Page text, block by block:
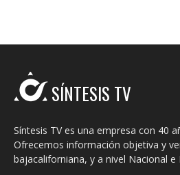
SÍNTESIS TV
Síntesis TV es una empresa con 40
Ofrecemos información objetiva y
bajacaliforniana, y a nivel Nacional e